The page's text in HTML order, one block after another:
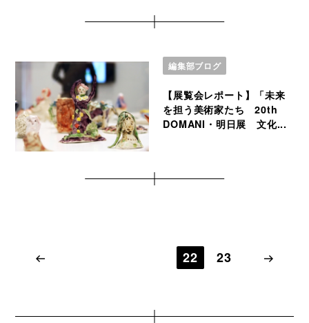
編集部ブログ
【展覧会レポート】「未来
を担う美術家たち 20th
DOMANI・明日展 文化...
22 23